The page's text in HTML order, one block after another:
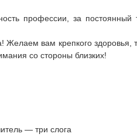
профессии, за
Желаем вам крепкого здоровья,
со стороны близких!
— три слога